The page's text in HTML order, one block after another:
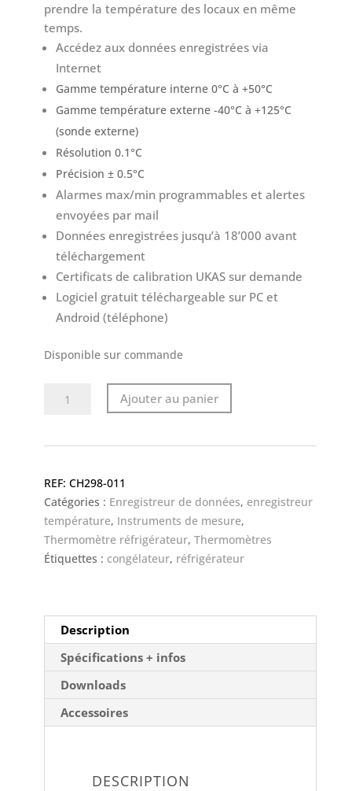
prendre la température des locaux en même
temps.
Accédez aux données enregistrées via
Internet
Gamme température interne 0°C à +50°C
Gamme température externe -40°C à +125°C
(sonde externe)
Résolution 0.1°C
Précision ± 0.5°C
Alarmes max/min programmables et alertes
envoyées par mail
Données enregistrées jusqu’à 18’000 avant
téléchargement
Certificats de calibration UKAS sur demande
Logiciel gratuit téléchargeable sur PC et
Android (téléphone)
Disponible sur commande
quantité
Wifi
avec
sonde
externe
et
capteur
Ajouter au panier
CH298-011
Catégories : Enregistreur de données, enregistreur
température, Instruments de mesure,
Thermomètre réfrigérateur, Thermomètres
Étiquettes : congélateur, réfrigérateur
Description
Spécifications + infos
Downloads
Accessoires
DESCRIPTION